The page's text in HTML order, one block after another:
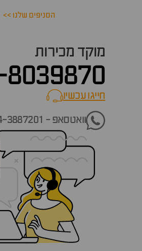
הסניפים שלנו >>
מוקד מכירות
חייגו עכשיוcall now
וואטסאפ - 054-3887201